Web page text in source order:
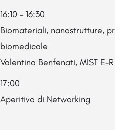
16:10 – 16:30
Biomateriali, nanostrutture,
biomedicale
Valentina Benfenati, MIST E-R
17:00
Aperitivo di Networking